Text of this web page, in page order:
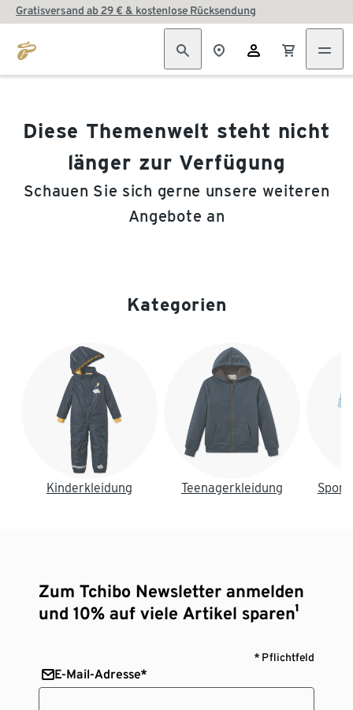
Gratisversand ab 29 € & kostenlose Rücksendung
Diese Themenwelt steht nicht
länger zur Verfügung
Schauen Sie sich gerne unsere weiteren
Angebote an
Kategorien
Kinderkleidung Teenagerkleidung
Zum Tchibo Newsletter anmelden
und 10% auf viele Artikel sparen¹
* Pflichtfeld
E-Mail-Adresse*